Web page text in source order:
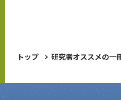
トップ 研究者オススメの一